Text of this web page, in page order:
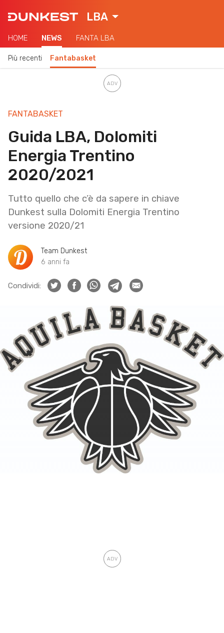
LBA
HOME NEWS FANTA LBA
Più recenti Fantabasket
FANTABASKET
Guida LBA, Dolomiti
Energia Trentino
2020/2021
Tutto quello che c’è da sapere in chiave
Dunkest sulla Dolomiti Energia Trentino
versione 2020/21
Team Dunkest
6 anni fa
Condividi: